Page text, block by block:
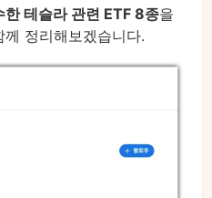
한 테슬라 관련 ETF 8종을
께 정리해보겠습니다.